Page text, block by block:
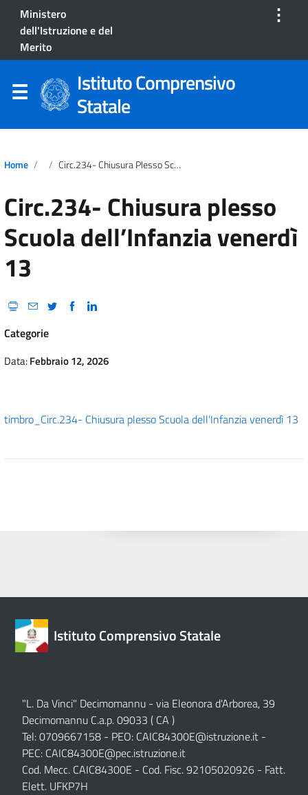
Ministero
dell'Istruzione e del
Merito
⋮
Istituto Comprensivo
Statale
Home Circ.234- Chiusura Plesso Scuola Dell’Infanzia Venerdì 13
Circ.234- Chiusura plesso
Scuola dell’Infanzia venerdì
13
Categorie
Data:Febbraio 12, 2026
timbro_Circ.234- Chiusura plesso Scuola dell’Infanzia venerdì 13
Istituto Comprensivo Statale
"L. Da Vinci" Decimomannu - via Eleonora d'Arborea, 39
Decimomannu C.a.p. 09033 ( CA )
Tel: 0709667158 - PEO: CAIC84300E@istruzione.it -
PEC: CAIC84300E@pec.istruzione.it
Cod. Mecc. CAIC84300E - Cod. Fisc. 92105020926 - Fatt.
Elett. UFKP7H